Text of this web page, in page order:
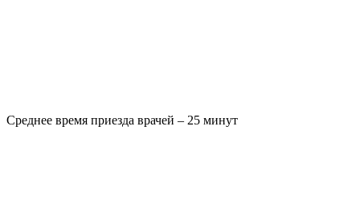
Среднее время приезда врачей – 25 минут